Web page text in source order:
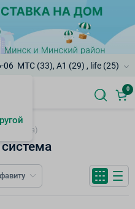
06 МТС (33), A1 (29) , life (25)
0
аптека)